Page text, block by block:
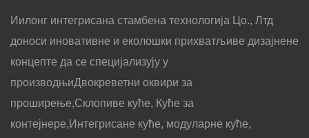
Иилонг ​​интегрисана стамбена технологија Цо., Лтд
доноси иновативне и еколошки прихватљиве дизајнене
концепте да се специјализују у
производњиДвокреветни оквири за
проширење,Склопиве куће, Куће за
контејнере,Интегрисане куће, модуларне куће,